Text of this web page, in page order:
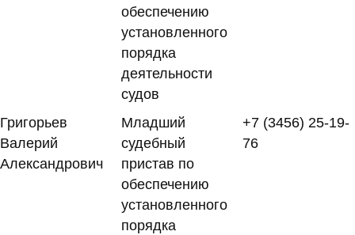
обеспечению
установленного
порядка
деятельности
судов
Григорьев
Валерий
Александрович
Младший
судебный
пристав по
обеспечению
установленного
порядка
+7 (3456) 25-19-
76